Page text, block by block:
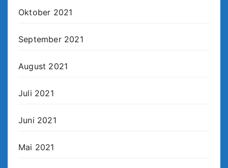
Oktober 2021
September 2021
August 2021
Juli 2021
Juni 2021
Mai 2021